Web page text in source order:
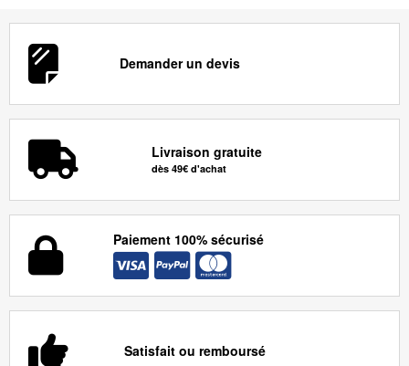
Demander un devis
Livraison gratuite
dès 49€ d'achat
Paiement 100% sécurisé
Satisfait ou remboursé